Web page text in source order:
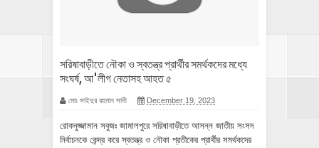
সরিষাবাড়ীতে নৌকা ও স্বতন্ত্র প্রার্থীর সমর্থকদের মধ্যে
সংঘর্ষ, আ'লীগ নেতাসহ আহত ৫
মোঃ সাইদুর রহমান সাদী December 19, 2023
রোকনুজ্জামান সবুজঃ জামালপুরে সরিষাবাড়ীতে আসন্ন জাতীয় সংসদ
নির্বাচনকে কেন্দ্র করে স্বতন্ত্র ও নৌকা প্রতীকের প্রার্থীর সমর্থকদের